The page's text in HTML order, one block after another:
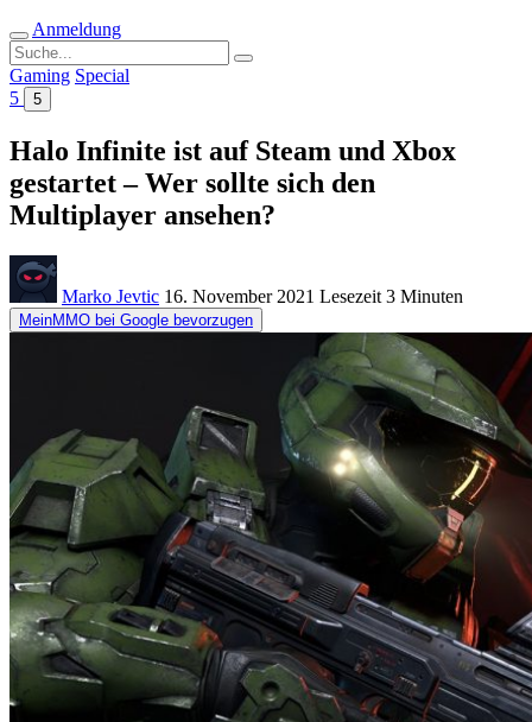
Anmeldung
Suche
nach:
Gaming Special
5
5
Halo Infinite ist auf Steam und Xbox
gestartet – Wer sollte sich den
Multiplayer ansehen?
Marko Jevtic 16. November 2021 Lesezeit 3 Minuten
MeinMMO bei Google bevorzugen